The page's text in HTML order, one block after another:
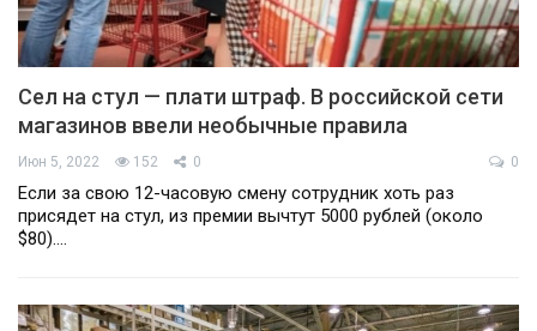
Сел на стул — плати штраф. В российской сети
магазинов ввели необычные правила
Июн 5, 2022 152 0 0
Если за свою 12-часовую смену сотрудник хоть раз
присядет на стул, из премии вычтут 5000 рублей (около
$80).…